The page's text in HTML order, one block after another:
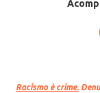
Racismo é crime.